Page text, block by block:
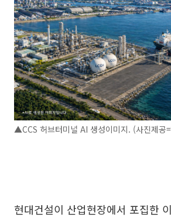
▲CCS 허브터미널 AI 생성이미지. (사진제공
현대건설이 산업현장에서 포집한